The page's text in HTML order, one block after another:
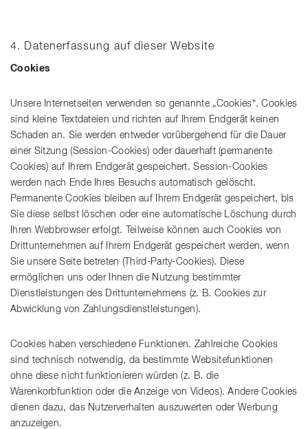
4. Datenerfassung auf dieser Website
Cookies
Unsere Internetseiten verwenden so genannte „Cookies“. Cookies
sind kleine Textdateien und richten auf Ihrem Endgerät keinen
Schaden an. Sie werden entweder vorübergehend für die Dauer
einer Sitzung (Session-Cookies) oder dauerhaft (permanente
Cookies) auf Ihrem Endgerät gespeichert. Session-Cookies
werden nach Ende Ihres Besuchs automatisch gelöscht.
Permanente Cookies bleiben auf Ihrem Endgerät gespeichert, bis
Sie diese selbst löschen oder eine automatische Löschung durch
Ihren Webbrowser erfolgt. Teilweise können auch Cookies von
Drittunternehmen auf Ihrem Endgerät gespeichert werden, wenn
Sie unsere Seite betreten (Third-Party-Cookies). Diese
ermöglichen uns oder Ihnen die Nutzung bestimmter
Dienstleistungen des Drittunternehmens (z. B. Cookies zur
Abwicklung von Zahlungsdienstleistungen).
Cookies haben verschiedene Funktionen. Zahlreiche Cookies
sind technisch notwendig, da bestimmte Websitefunktionen
ohne diese nicht funktionieren würden (z. B. die
Warenkorbfunktion oder die Anzeige von Videos). Andere Cookies
dienen dazu, das Nutzerverhalten auszuwerten oder Werbung
anzuzeigen.